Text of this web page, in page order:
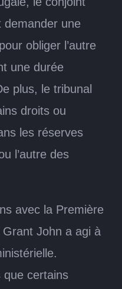
demander une
obliger l’autre
une durée
plus, le tribunal
droits ou
les réserves
l’autre des
avec la Première
John a agi à
que certains